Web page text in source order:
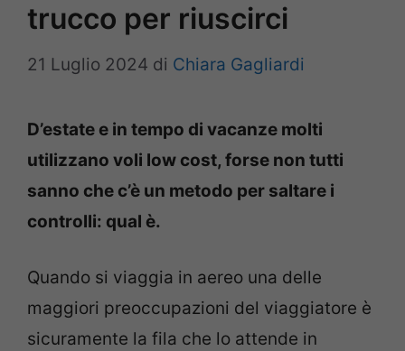
trucco per riuscirci
21 Luglio 2024 di Chiara Gagliardi
D’estate e in tempo di vacanze molti
utilizzano voli low cost, forse non tutti
sanno che c’è un metodo per saltare i
controlli: qual è.
Quando si viaggia in aereo una delle
maggiori preoccupazioni del viaggiatore è
sicuramente la fila che lo attende in